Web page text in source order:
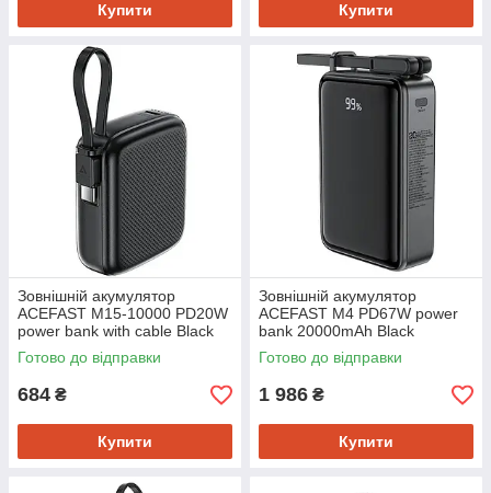
Купити Купити
Зовнішній акумулятор
ACEFAST M15-10000 PD20W
power bank with cable Black
(6974316283973)
Готово до відправки
684 ₴
Купити
Зовнішній акумулятор
ACEFAST M4 PD67W power
bank 20000mAh Black
(6974316282723)
Готово до відправки
1 986 ₴
Купити